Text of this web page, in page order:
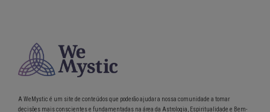
A WeMystic é um site de conteúdos que poderão ajudar a nossa comunidade a tomar
decisões mais conscientes e fundamentadas na área da Astrologia, Espiritualidade e Bem-